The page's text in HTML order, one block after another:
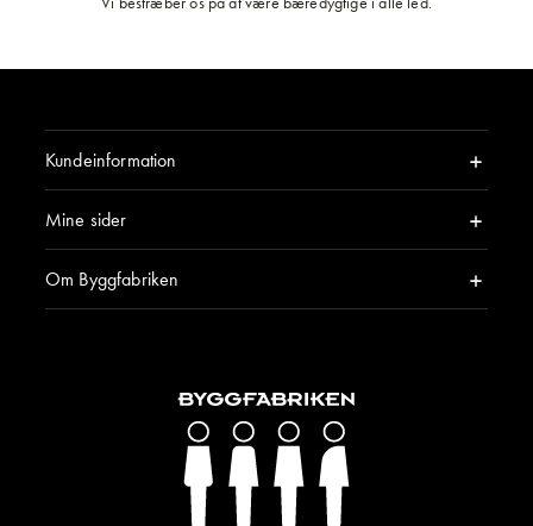
Kundeinformation
Mine sider
Om Byggfabriken